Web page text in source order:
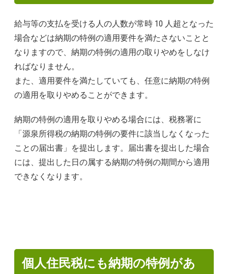
給与等の支払を受ける人の人数が常時 10 人超となった
場合などは納期の特例の適用要件を満たさないことと
なりますので、納期の特例の適用の取りやめをしなけ
ればなりません。
また、適用要件を満たしていても、任意に納期の特例
の適用を取りやめることができます。
納期の特例の適用を取りやめる場合には、税務署に
「源泉所得税の納期の特例の要件に該当しなくなった
ことの届出書」を提出します。届出書を提出した場合
には、提出した日の属する納期の特例の期間から適用
できなくなります。
個人住民税にも納期の特例があ